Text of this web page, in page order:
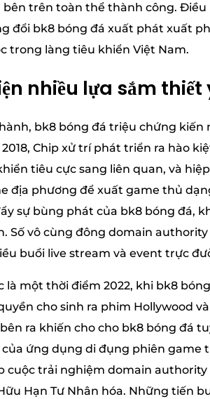
trên toàn thể thành công.
đổi bk8 bóng đá xuất phát xuất
trong làng tiêu khiển Việt Nam.
nhiều lựa sắm thiết
bk8 bóng đá triệu chứng
Chip xử trí phát triển ra hào
tiêu cực sang liên quan, và
địa phương để xuất game thủ
sự bùng phát của bk8 bóng đá,
Số vô cùng đông domain
buổi live stream và event trực
là một thời điểm 2022, khi bk8
cho sinh ra phim Hollywood
ra khiến cho cho bk8 bóng đá
ứng dụng di đụng phiên game
cuộc trải nghiệm domain
Hạn Tư Nhân hóa. Những tiến